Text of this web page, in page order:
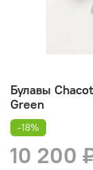
Булавы
Green
-18%
10 200